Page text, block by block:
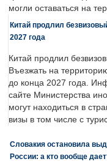
могли оставаться на
Китай продлил
2027 года
Китай продлил
Въезжать на
до конца 2027 года.
сайте Министерства
могут находиться в
визы в том числе с
Словакия остановила
России: а кто вообще